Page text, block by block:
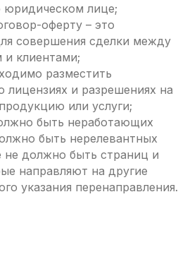
юридическом лице;
оферту – это
совершения сделки между
и клиентами;
разместить
и разрешениях на
или услуги;
быть неработающих
быть нерелевантных
не должно быть страниц и
направляют на другие
указания перенаправления.